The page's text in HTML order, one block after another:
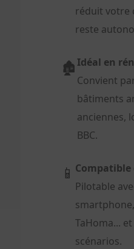
réduit votre
reste
🏚️ Idéal en
Convient
bâtiments
anciennes,
BBC.
📱
Pilotable
TaHoma...
scénarios.